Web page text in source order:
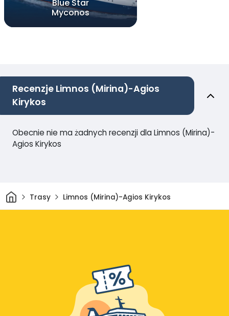
Blue Star
Myconos
Recenzje Limnos (Mirina)-Agios
Kirykos
Obecnie nie ma żadnych recenzji dla Limnos (Mirina)-
Agios Kirykos
DomTrasy Limnos (Mirina)-Agios Kirykos